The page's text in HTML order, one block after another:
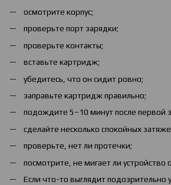
осмотрите корпус;
проверьте порт зарядки;
проверьте контакты;
вставьте картридж;
убедитесь, что он сидит ровно;
заправьте картридж правильно;
подождите 5–10 минут после первой
сделайте несколько спокойных
проверьте, нет ли протечки;
посмотрите, не мигает ли устройство
Если что-то выглядит подозрительно